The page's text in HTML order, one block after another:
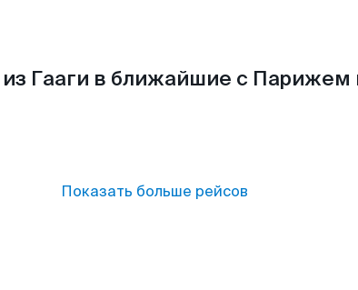
Гааги в ближайшие с Парижем
Показать больше рейсов